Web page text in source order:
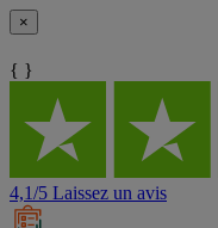
×
{ }
4,1/5 Laissez un avis